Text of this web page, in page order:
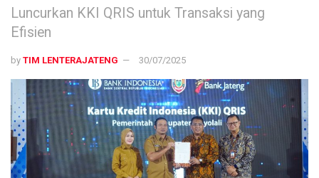
Luncurkan KKI QRIS untuk Transaksi yang
Efisien
by TIM LENTERAJATENG 30/07/2025